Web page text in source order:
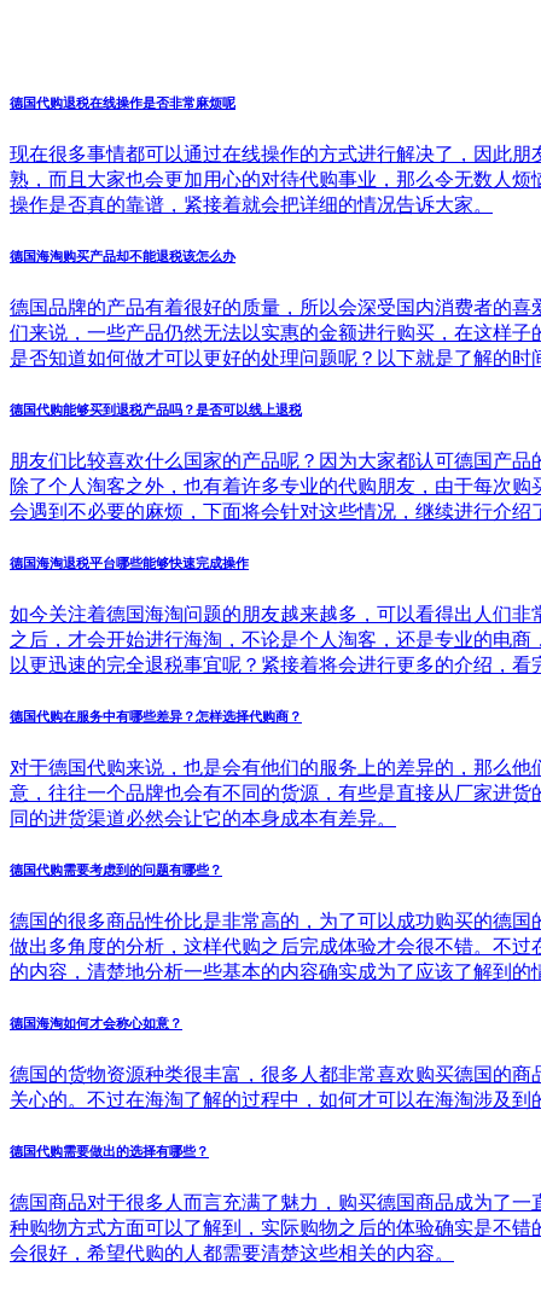
德国代购退税在线操作是否非常麻烦呢
现在很多事情都可以通过在线操作的方式进行解决了，因此
熟，而且大家也会更加用心的对待代购事业，那么令无数人
操作是否真的靠谱，紧接着就会把详细的情况告诉大家。
德国海淘购买产品却不能退税该怎么办
德国品牌的产品有着很好的质量，所以会深受国内消费者的
们来说，一些产品仍然无法以实惠的金额进行购买，在这样
是否知道如何做才可以更好的处理问题呢？以下就是了解的时
德国代购能够买到退税产品吗？是否可以线上退税
朋友们比较喜欢什么国家的产品呢？因为大家都认可德国产
除了个人淘客之外，也有着许多专业的代购朋友，由于每次
会遇到不必要的麻烦，下面将会针对这些情况，继续进行介绍
德国海淘退税平台哪些能够快速完成操作
如今关注着德国海淘问题的朋友越来越多，可以看得出人们
之后，才会开始进行海淘，不论是个人淘客，还是专业的电
以更迅速的完全退税事宜呢？紧接着将会进行更多的介绍，
德国代购在服务中有哪些差异？怎样选择代购商？
对于德国代购来说，也是会有他们的服务上的差异的，那么
意，往往一个品牌也会有不同的货源，有些是直接从厂家进
同的进货渠道必然会让它的本身成本有差异。
德国代购需要考虑到的问题有哪些？
德国的很多商品性价比是非常高的，为了可以成功购买的德
做出多角度的分析，这样代购之后完成体验才会很不错。不
的内容，清楚地分析一些基本的内容确实成为了应该了解到的
德国海淘如何才会称心如意？
德国的货物资源种类很丰富，很多人都非常喜欢购买德国的
关心的。不过在海淘了解的过程中，如何才可以在海淘涉及
德国代购需要做出的选择有哪些？
德国商品对于很多人而言充满了魅力，购买德国商品成为了
种购物方式方面可以了解到，实际购物之后的体验确实是不
会很好，希望代购的人都需要清楚这些相关的内容。